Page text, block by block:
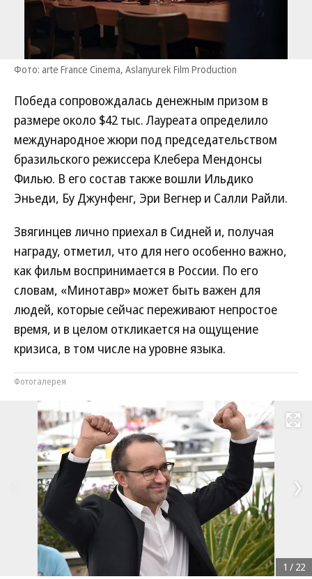
Фото: arte France Cinema, Aslanyurek Film Production
Победа сопровождалась денежным призом в
размере около $42 тыс. Лауреата определило
международное жюри под председательством
бразильского режиссера Клебера Мендонсы
Филью. В его состав также вошли Ильдико
Эньеди, Бу Джунфенг, Эри Вегнер и Салли Райли.
Звягинцев лично приехал в Сидней и, получая
награду, отметил, что для него особенно важно,
как фильм воспринимается в России. По его
словам, «Минотавр» может быть важен для
людей, которые сейчас переживают непростое
время, и в целом откликается на ощущение
кризиса, в том числе на уровне языка.
Фотогалерея
Развернуть
1 / 22